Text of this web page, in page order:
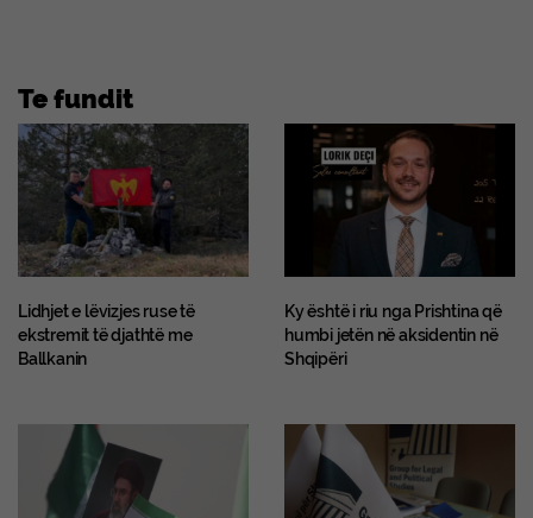
Te fundit
Lidhjet e lëvizjes ruse të
ekstremit të djathtë me
Ballkanin
Ky është i riu nga Prishtina që
humbi jetën në aksidentin në
Shqipëri